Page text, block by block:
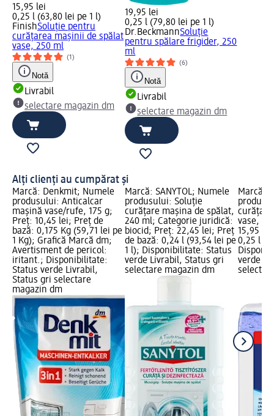
15,95 lei
0,25 l (63,80 lei pe 1 l)
FinishSoluţie pentru
curăţarea maşinii de spălat
vase, 250 ml
(1)
Notă
Livrabil
selectare magazin dm
19,95 lei
0,25 l (79,80 lei pe 1 l)
Dr.BeckmannSoluție
pentru spălare frigider, 250
ml
(6)
Notă
Livrabil
selectare magazin dm
Alți clienți au cumpărat și
Marcă: Denkmit; Numele
produsului: Anticalcar
mașină vase/rufe, 175 g;
Preț: 10,45 lei; Preț de
bază: 0,175 Kg (59,71 lei pe
1 Kg); Grafică Marcă dm;
Avertisment de pericol:
iritant.; Disponibilitate:
Status verde Livrabil,
Status gri selectare
magazin dm
Marcă: SANYTOL; Numele
produsului: Soluţie
curăţare maşina de spălat,
240 ml; Categorie juridică:
biocid; Preț: 22,45 lei; Preț
de bază: 0,24 l (93,54 lei pe
1 l); Disponibilitate: Status
verde Livrabil, Status gri
selectare magazin dm
Marcă:
vase,
15,95
0,25 l
verde